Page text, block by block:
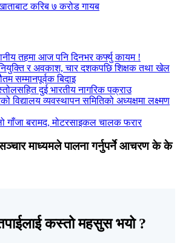
करिब ७ करोड गायब
तहमा आज पनि दिनभर कर्फ्यु कायम !
नियुक्ति र अवकाश, चार दशकपछि शिक्षक तथा खेल
सम्मानपूर्वक बिदाइ
दुई भारतीय नागरिक पक्राउ
विद्यालय व्यवस्थापन समितिको अध्यक्षमा लक्ष्मण
गाँजा बरामद, मोटरसाइकल चालक फरार
माध्यमले पालना गर्नुपर्ने आचरण के के
कस्तो महसुस भयो ?